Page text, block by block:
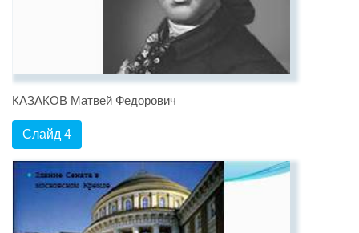
КАЗАКОВ Матвей Федорович
Слайд 4